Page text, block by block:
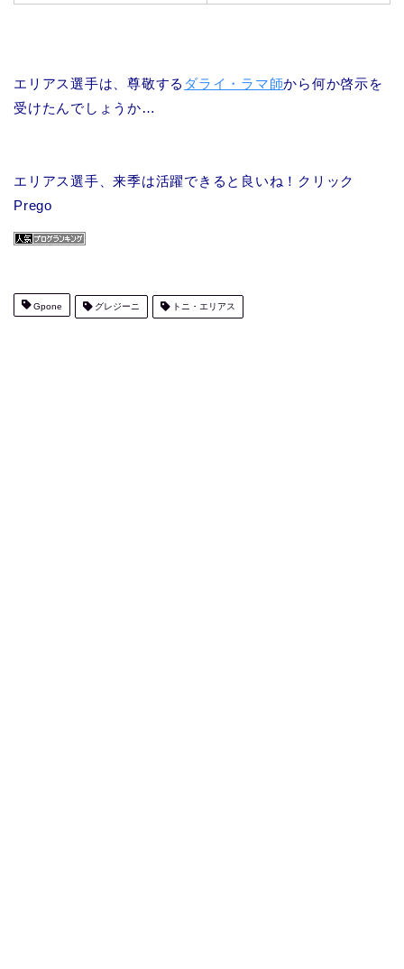
エリアス選手は、尊敬する ダライ・ラマ師から何か啓示を
受けたんでしょうか…
エリアス選手、来季は活躍できると良いね！クリック
Prego
Gpone グレジーニ トニ・エリアス